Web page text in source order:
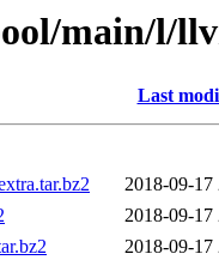
main/l/
Last
2018-09-17
2018-09-17
2018-09-17